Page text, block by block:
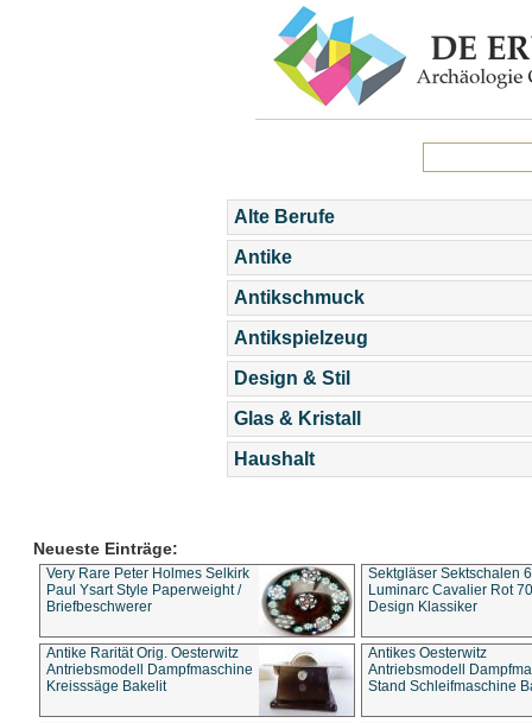
Alte Berufe
Antike
Antikschmuck
Antikspielzeug
Design & Stil
Glas & Kristall
Haushalt
Neueste Einträge:
Very Rare Peter Holmes Selkirk
Paul Ysart Style Paperweight /
Briefbeschwerer
Sektgläser Sektschalen
Luminarc Cavalier Rot
Design Klassiker
Antike Rarität Orig. Oesterwitz
Antriebsmodell Dampfmaschine
Kreisssäge Bakelit
Antikes Oesterwitz
Antriebsmodell
Stand Schleifmaschine